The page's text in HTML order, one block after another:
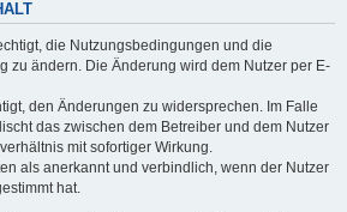
die Nutzungsbedingungen und die
zu ändern. Die Änderung wird dem Nutzer per E-
den Änderungen zu widersprechen. Im Falle
das zwischen dem Betreiber und dem Nutzer
mit sofortiger Wirkung.
als anerkannt und verbindlich, wenn der Nutzer
hat.